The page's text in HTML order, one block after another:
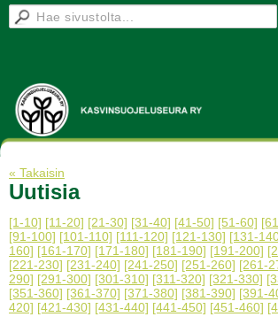
« Takaisin
Uutisia
[1-10] [11-20] [21-30] [31-40] [41-50] [51-60]
[91-100] [101-110] [111-120] [121-130] [131-
160] [161-170] [171-180] [181-190] [191-200]
[221-230] [231-240] [241-250] [251-260] [261-
290] [291-300] [301-310] [311-320] [321-330]
[351-360] [361-370] [371-380] [381-390] [391-
420] [421-430] [431-440] [441-450] [451-460]